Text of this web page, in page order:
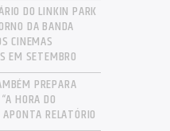
DO LINKIN PARK
DA BANDA
CINEMAS
EM SETEMBRO
PREPARA
HORA DO
APONTA RELATÓRIO